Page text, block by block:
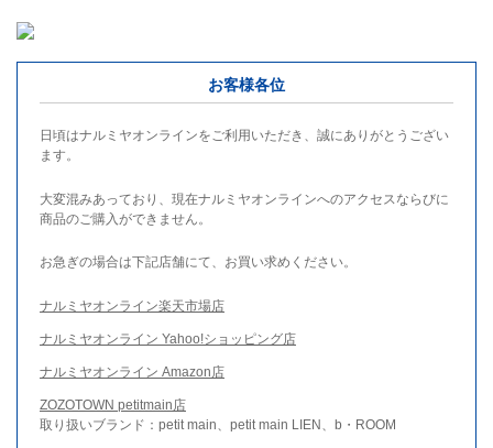
お客様各位
日頃はナルミヤオンラインをご利用いただき、誠にありがとうござい
ます。
大変混みあっており、現在ナルミヤオンラインへのアクセスならびに
商品のご購入ができません。
お急ぎの場合は下記店舗にて、お買い求めください。
ナルミヤオンライン楽天市場店
ナルミヤオンライン Yahoo!ショッピング店
ナルミヤオンライン Amazon店
ZOZOTOWN petitmain店
取り扱いブランド：petit main、petit main LIEN、b・ROOM